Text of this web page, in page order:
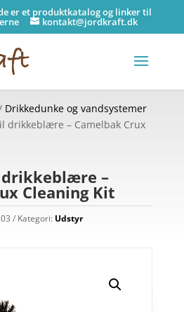
er et produktkatalog og linker til
kontakt@jordkraft.dk
Drikkedunke og vandsystemer
drikkeblære – Camelbak Crux
–
Cleaning Kit
Kategori: Udstyr